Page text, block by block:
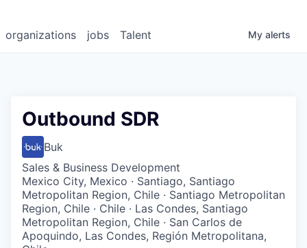
jobs
organizations Talent My alerts
Outbound SDR
Buk
Sales & Business Development
Mexico City, Mexico · Santiago, Santiago
Metropolitan Region, Chile · Santiago Metropolitan
Region, Chile · Chile · Las Condes, Santiago
Metropolitan Region, Chile · San Carlos de
Apoquindo, Las Condes, Región Metropolitana,